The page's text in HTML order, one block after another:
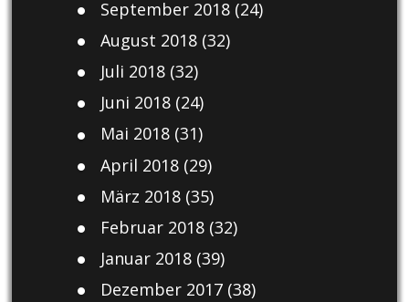
September 2018(24)
August 2018(32)
Juli 2018(32)
Juni 2018(24)
Mai 2018(31)
April 2018(29)
März 2018(35)
Februar 2018(32)
Januar 2018(39)
Dezember 2017(38)